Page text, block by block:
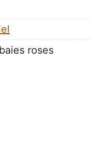
roses